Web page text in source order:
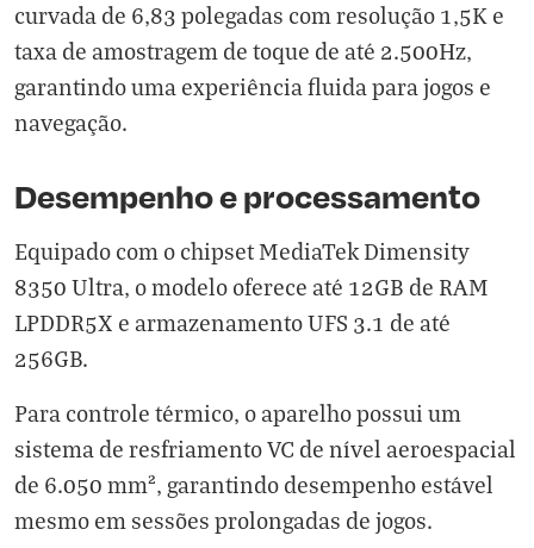
curvada de 6,83 polegadas com resolução 1,5K e
taxa de amostragem de toque de até 2.500Hz,
garantindo uma experiência fluida para jogos e
navegação.
Desempenho e processamento
Equipado com o chipset MediaTek Dimensity
8350 Ultra, o modelo oferece até 12GB de RAM
LPDDR5X e armazenamento UFS 3.1 de até
256GB.
Para controle térmico, o aparelho possui um
sistema de resfriamento VC de nível aeroespacial
de 6.050 mm², garantindo desempenho estável
mesmo em sessões prolongadas de jogos.